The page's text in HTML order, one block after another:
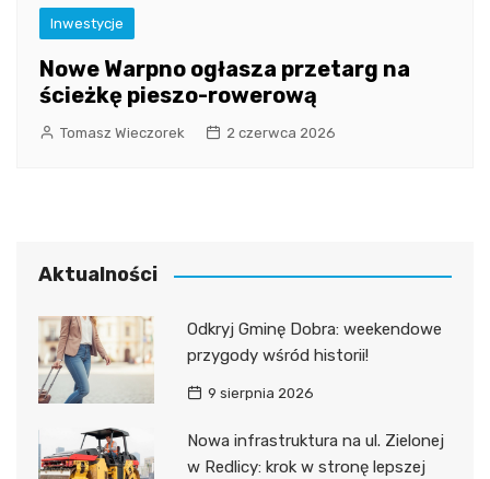
Inwestycje
Nowe Warpno ogłasza przetarg na
ścieżkę pieszo-rowerową
Tomasz Wieczorek 2 czerwca 2026
Aktualności
Odkryj Gminę Dobra: weekendowe
przygody wśród historii!
9 sierpnia 2026
Nowa infrastruktura na ul. Zielonej
w Redlicy: krok w stronę lepszej